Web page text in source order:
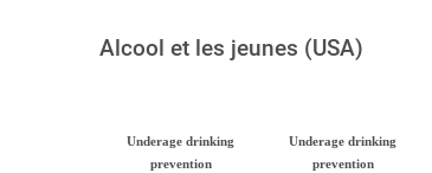
Alcool et les jeunes (USA)
Underage drinking
prevention
Underage drinking
prevention